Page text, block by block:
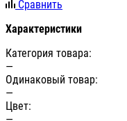
Сравнить
Характеристики
Категория товара:
—
Одинаковый товар:
—
Цвет: